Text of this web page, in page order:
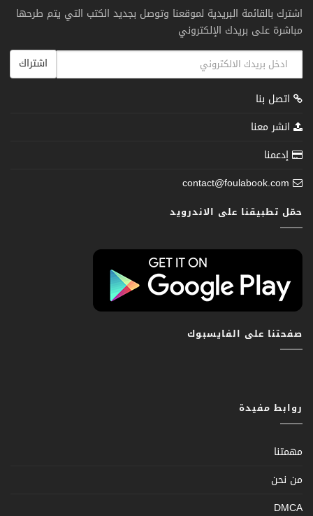
اشترك بالقائمة البريدية لموقعنا وتوصل بجديد الكتب التي يتم طرحها
مباشرة على بريدك الإلكتروني
اشتراك
اتصل بنا
انشر معنا
إدعمنا
contact@foulabook.com
حمّل تطبيقنا على الاندرويد
صفحتنا على الفايسبوك
روابط مفيدة
مهمتنا
من نحن
DMCA